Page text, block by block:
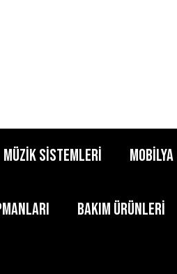
MÜZİK SİSTEMLERİ MOBİLYA
BAKIM ÜRÜNLERİ